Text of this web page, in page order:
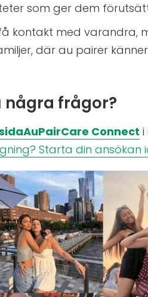
som ger dem
med varandra,
där au pairer känner
några frågor?
Connect i
Starta din ansökan